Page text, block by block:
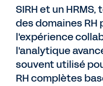
SIRH et un
des domaines RH
l'expérience
l'analytique
souvent utilisé
RH complètes